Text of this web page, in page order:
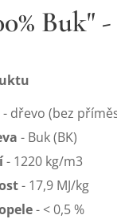
Buk"
- dřevo (bez
- Buk (BK)
- 1220 kg/m3
- 17,9 MJ/kg
- < 0,5 %